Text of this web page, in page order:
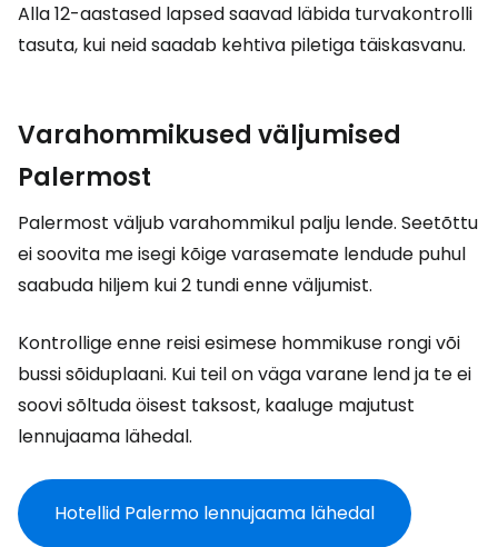
Alla 12-aastased lapsed saavad läbida turvakontrolli
tasuta, kui neid saadab kehtiva piletiga täiskasvanu.
Varahommikused väljumised
Palermost
Palermost väljub varahommikul palju lende. Seetõttu
ei soovita me isegi kõige varasemate lendude puhul
saabuda hiljem kui 2 tundi enne väljumist.
Kontrollige enne reisi esimese hommikuse rongi või
bussi sõiduplaani. Kui teil on väga varane lend ja te ei
soovi sõltuda öisest taksost, kaaluge majutust
lennujaama lähedal.
Hotellid Palermo lennujaama lähedal